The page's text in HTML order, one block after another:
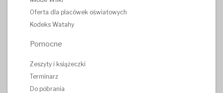
Oferta dla placówek oświatowych
Kodeks Watahy
Pomocne
Zeszyty i książeczki
Terminarz
Do pobrania